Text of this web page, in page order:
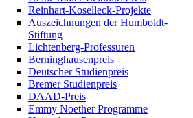
Reinhart-Koselleck-Projekte
Auszeichnungen der Humboldt-
Stiftung
Lichtenberg-Professuren
Berninghausenpreis
Deutscher Studienpreis
Bremer Studienpreis
DAAD-Preis
Emmy Noether Programme